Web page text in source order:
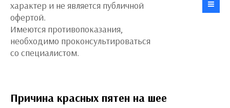
характер и не является публичной
офертой.
Имеются противопоказания,
необходимо проконсультироваться
со специалистом.
Причина красных пятен на шее